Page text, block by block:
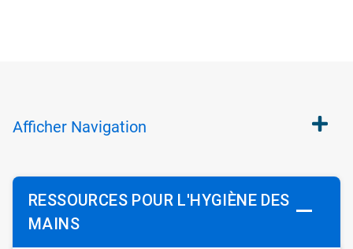
Afficher Navigation
RESSOURCES POUR L'HYGIÈNE DES
MAINS